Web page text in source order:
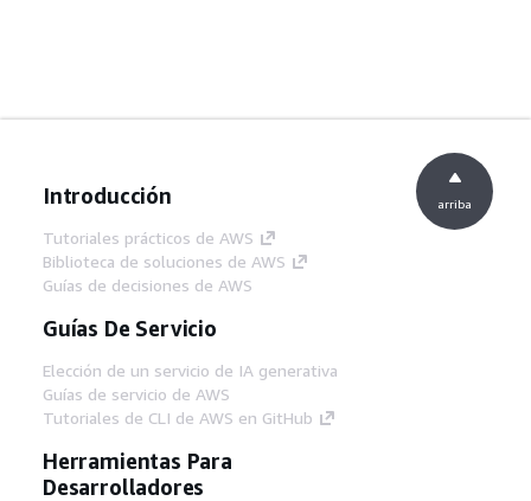
Introducción
Tutoriales prácticos de AWS
Biblioteca de soluciones de AWS
Guías de decisiones de AWS
Guías De Servicio
Elección de un servicio de IA generativa
Guías de servicio de AWS
Tutoriales de CLI de AWS en GitHub
Herramientas Para
Desarrolladores
arriba